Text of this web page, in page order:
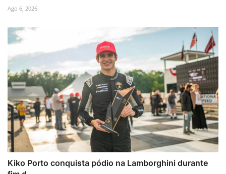
Ago 6, 2026
Kiko Porto conquista pódio na Lamborghini durante